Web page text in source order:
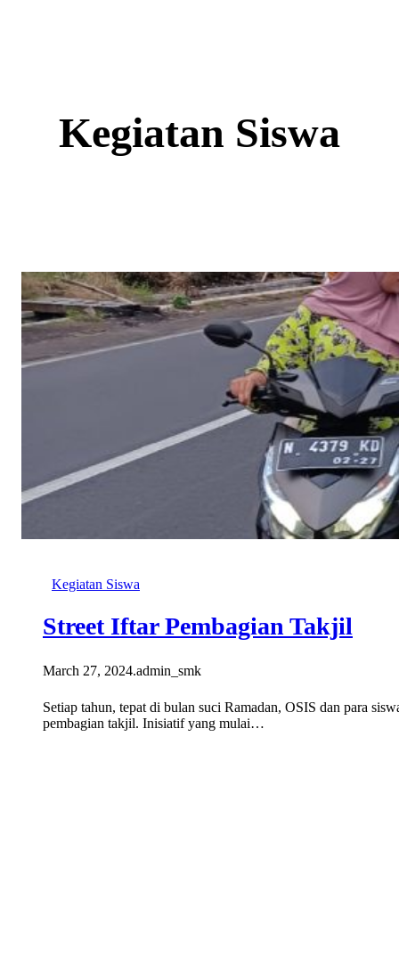
Kegiatan Siswa
Kegiatan Siswa
Street Iftar Pembagian Takjil
March 27, 2024.admin_smk
Setiap tahun, tepat di bulan suci Ramadan, OSIS dan para
pembagian takjil. Inisiatif yang mulai…